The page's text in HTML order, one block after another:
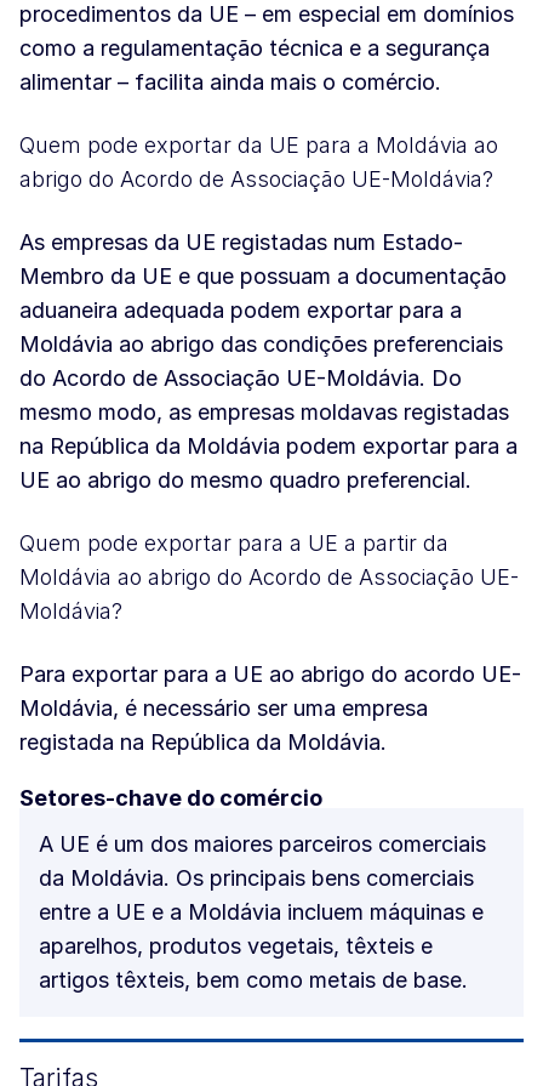
procedimentos da UE – em especial em domínios
como a regulamentação técnica e a segurança
alimentar – facilita ainda mais o comércio.
Quem pode exportar da UE para a Moldávia ao
abrigo do Acordo de Associação UE-Moldávia?
As empresas da UE registadas num Estado-
Membro da UE e que possuam a documentação
aduaneira adequada podem exportar para a
Moldávia ao abrigo das condições preferenciais
do Acordo de Associação UE-Moldávia. Do
mesmo modo, as empresas moldavas registadas
na República da Moldávia podem exportar para a
UE ao abrigo do mesmo quadro preferencial.
Quem pode exportar para a UE a partir da
Moldávia ao abrigo do Acordo de Associação UE-
Moldávia?
Para exportar para a UE ao abrigo do acordo UE-
Moldávia, é necessário ser uma empresa
registada na República da Moldávia.
Setores-chave do comércio
A UE é um dos maiores parceiros comerciais
da Moldávia. Os principais bens comerciais
entre a UE e a Moldávia incluem máquinas e
aparelhos, produtos vegetais, têxteis e
artigos têxteis, bem como metais de base.
Tarifas